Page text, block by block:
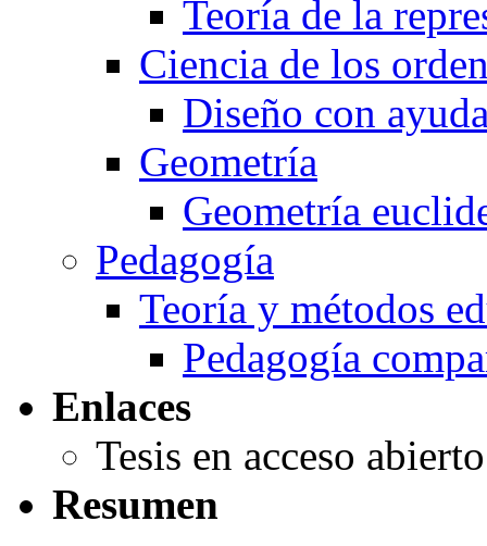
Teoría de la
Ciencia de los
Diseño con
Geometría
Geometría
Pedagogía
Teoría y métodos
Pedagogía
Enlaces
Tesis en acceso
Resumen